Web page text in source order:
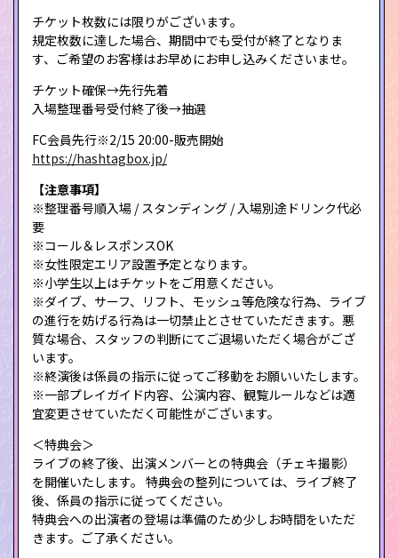
チケット枚数には限りがございます。
規定枚数に達した場合、期間中でも受付が終了となりま
す、ご希望のお客様はお早めにお申し込みくださいませ。
チケット確保→先行先着
入場整理番号受付終了後→抽選
FC会員先行※2/15 20:00-販売開始
https://hashtagbox.jp/
【注意事項】
※整理番号順入場 / スタンディング / 入場別途ドリンク代必
要
※コール＆レスポンスOK
※女性限定エリア設置予定となります。
※小学生以上はチケットをご用意ください。
※ダイブ、サーフ、リフト、モッシュ等危険な行為、ライブ
の進行を妨げる行為は一切禁止とさせていただきます。悪
質な場合、スタッフの判断にてご退場いただく場合がござ
います。
※終演後は係員の指示に従ってご移動をお願いいたします。
※一部プレイガイド内容、公演内容、観覧ルールなどは適
宜変更させていただく可能性がございます。
＜特典会＞
ライブの終了後、出演メンバーとの特典会（チェキ撮影）
を開催いたします。 特典会の整列については、ライブ終了
後、係員の指示に従ってください。
特典会への出演者の登場は準備のため少しお時間をいただ
きます。ご了承ください。